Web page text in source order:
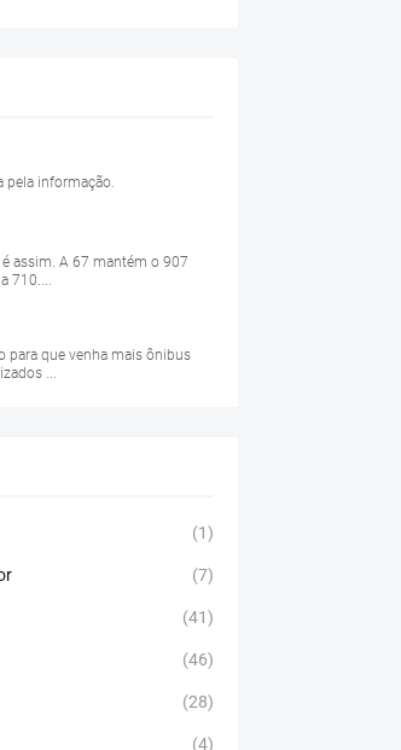
pela informação.
assim. A 67 mantém o 907
710....
para que venha mais ônibus
...
(1)
(7)
(41)
(46)
(28)
(4)